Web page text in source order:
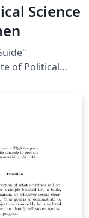
Science
of Political